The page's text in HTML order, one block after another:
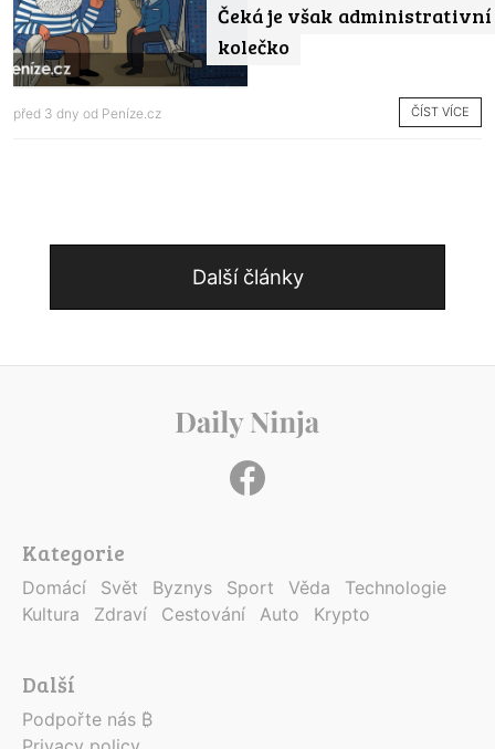
Čeká je však administrativní
kolečko
před 3 dny od Peníze.cz ČÍST VÍCE
Další články
Kategorie
Domácí Svět Byznys Sport Věda
Technologie
Kultura
Zdraví Cestování Auto Krypto
Další
Podpořte nás ₿